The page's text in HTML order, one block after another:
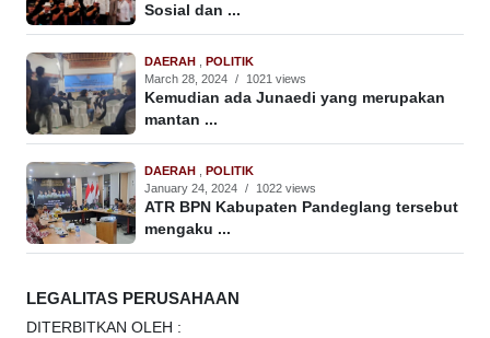
Sosial dan ...
DAERAH , POLITIK
March 28, 2024 / 1021 views
Kemudian ada Junaedi yang merupakan
mantan ...
DAERAH , POLITIK
January 24, 2024 / 1022 views
ATR BPN Kabupaten Pandeglang tersebut
mengaku ...
LEGALITAS PERUSAHAAN
DITERBITKAN OLEH :